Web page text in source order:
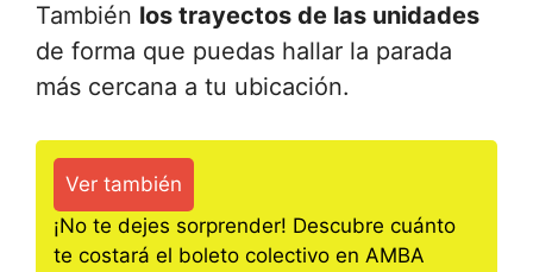
También los trayectos de las unidades
de forma que puedas hallar la parada
más cercana a tu ubicación.
Ver también
¡No te dejes sorprender! Descubre cuánto
te costará el boleto colectivo en AMBA